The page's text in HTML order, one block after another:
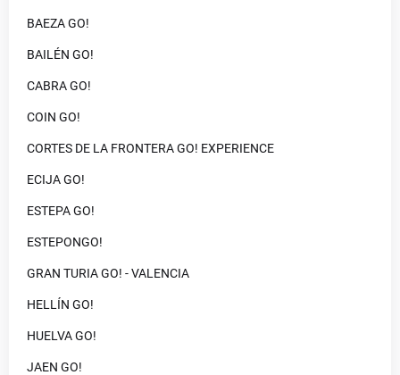
BAEZA GO!
BAILÉN GO!
CABRA GO!
COIN GO!
CORTES DE LA FRONTERA GO! EXPERIENCE
ECIJA GO!
ESTEPA GO!
ESTEPONGO!
GRAN TURIA GO! - VALENCIA
HELLÍN GO!
HUELVA GO!
JAEN GO!